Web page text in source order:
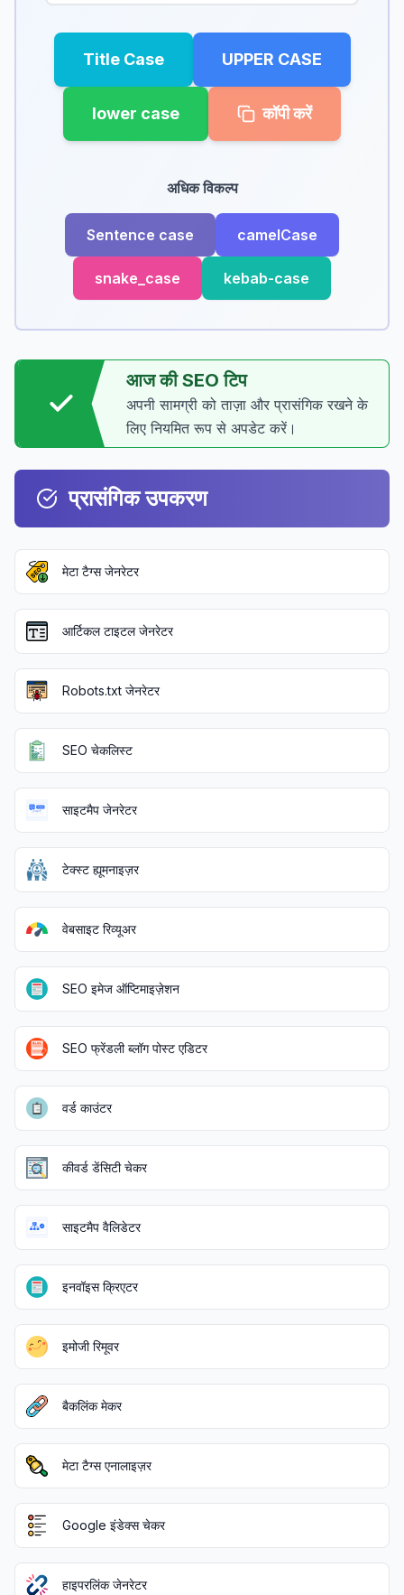
Title Case UPPER CASE
lower case कॉपी करें
अधिक विकल्प
Sentence case camelCase
snake_case kebab-case
आज की SEO टिप
अपनी सामग्री को ताज़ा और प्रासंगिक रखने के
लिए नियमित रूप से अपडेट करें।
प्रासंगिक उपकरण
मेटा टैग्स जेनरेटर
आर्टिकल टाइटल जेनरेटर
Robots.txt जेनरेटर
SEO चेकलिस्ट
साइटमैप जेनरेटर
टेक्स्ट ह्यूमनाइज़र
वेबसाइट रिव्यूअर
SEO इमेज ऑप्टिमाइज़ेशन
SEO फ्रेंडली ब्लॉग पोस्ट एडिटर
वर्ड काउंटर
कीवर्ड डेंसिटी चेकर
साइटमैप वैलिडेटर
इनवॉइस क्रिएटर
इमोजी रिमूवर
बैकलिंक मेकर
मेटा टैग्स एनालाइज़र
Google इंडेक्स चेकर
हाइपरलिंक जेनरेटर